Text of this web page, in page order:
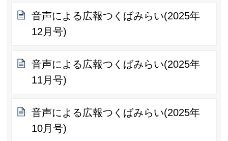
音声による広報つくばみらい(2025年
12月号)
音声による広報つくばみらい(2025年
11月号)
音声による広報つくばみらい(2025年
10月号)